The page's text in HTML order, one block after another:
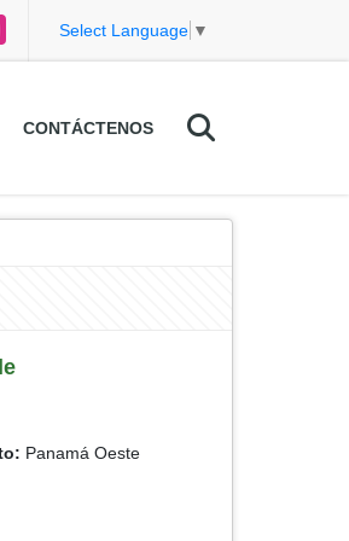
Select Language ▼
CONTÁCTENOS
Panamá Oeste